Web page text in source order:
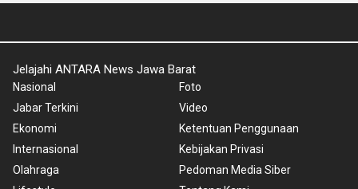
Jelajahi ANTARA News Jawa Barat
Nasional
Jabar Terkini
Ekonomi
Internasional
Olahraga
Foto
Video
Ketentuan Penggunaan
Kebijakan Privasi
Pedoman Media Siber